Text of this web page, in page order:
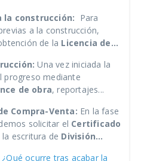
la construcción: Para
a la construcción,
de la Licencia de...
Una vez iniciada la
progreso mediante
de obra, reportajes...
Compra-Venta: En la fase
solicitar el Certificado
la escritura de División...
¿Qué ocurre tras acabar la